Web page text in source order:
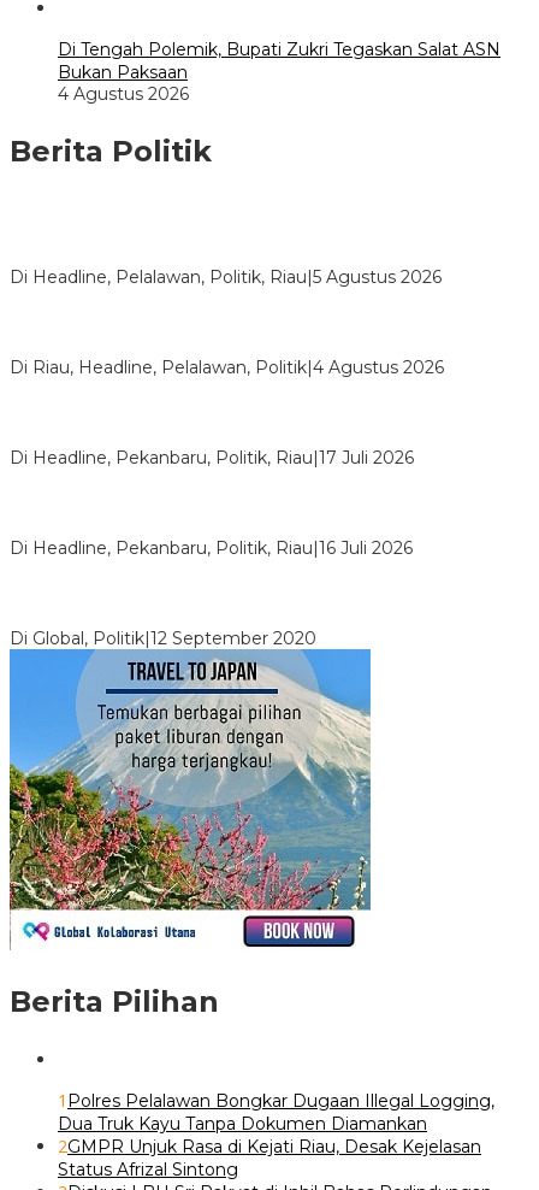
Di Tengah Polemik, Bupati Zukri Tegaskan Salat ASN
Bukan Paksaan
4 Agustus 2026
Berita Politik
Di Headline, Pelalawan, Politik, Riau 5 Agustus 2026
Di Riau, Headline, Pelalawan, Politik 4 Agustus 2026
Di Headline, Pekanbaru, Politik, Riau 17 Juli 2026
Di Headline, Pekanbaru, Politik, Riau 16 Juli 2026
Di Global, Politik 12 September 2020
Berita Pilihan
1 Polres Pelalawan Bongkar Dugaan Illegal Logging,
Dua Truk Kayu Tanpa Dokumen Diamankan
2GMPR Unjuk Rasa di Kejati Riau, Desak Kejelasan
Status Afrizal Sintong